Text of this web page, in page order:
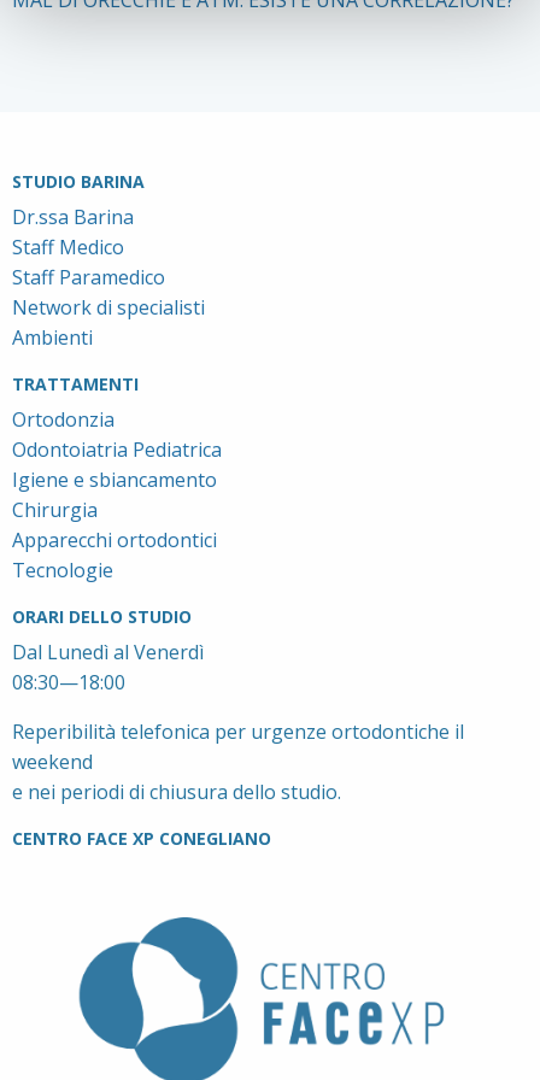
STUDIO BARINA
Dr.ssa Barina
Staff Medico
Staff Paramedico
Network di specialisti
Ambienti
TRATTAMENTI
Ortodonzia
Odontoiatria Pediatrica
Igiene e sbiancamento
Chirurgia
Apparecchi ortodontici
Tecnologie
ORARI DELLO STUDIO
Dal Lunedì al Venerdì
08:30—18:00
Reperibilità telefonica per urgenze ortodontiche il
weekend
e nei periodi di chiusura dello studio.
CENTRO FACE XP CONEGLIANO